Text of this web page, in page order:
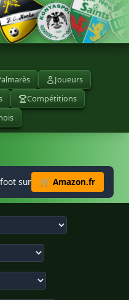
Joueurs
Compétitions
sur 🛒 Amazon.fr